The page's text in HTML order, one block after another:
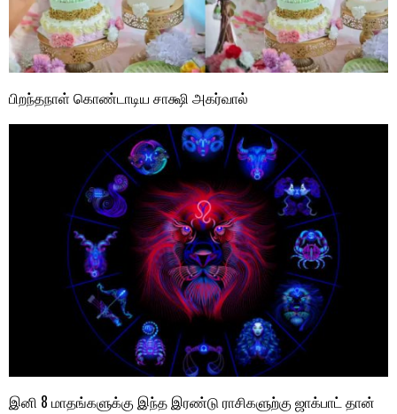
பிறந்தநாள் கொண்டாடிய சாக்ஷி அகர்வால்
இனி 8 மாதங்களுக்கு இந்த இரண்டு ராசிகளுற்கு ஜாக்பாட் தான்